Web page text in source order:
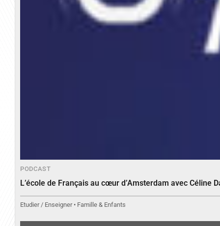
PODCAST
L’école de Français au cœur d’Amsterdam avec Céline
Etudier / Enseigner • Famille & Enfants